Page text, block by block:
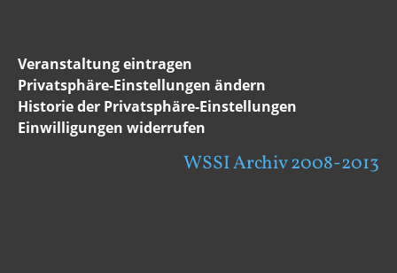
Veranstaltung eintragen
Privatsphäre-Einstellungen ändern
Historie der Privatsphäre-Einstellungen
Einwilligungen widerrufen
WSSI Archiv 2008-2013